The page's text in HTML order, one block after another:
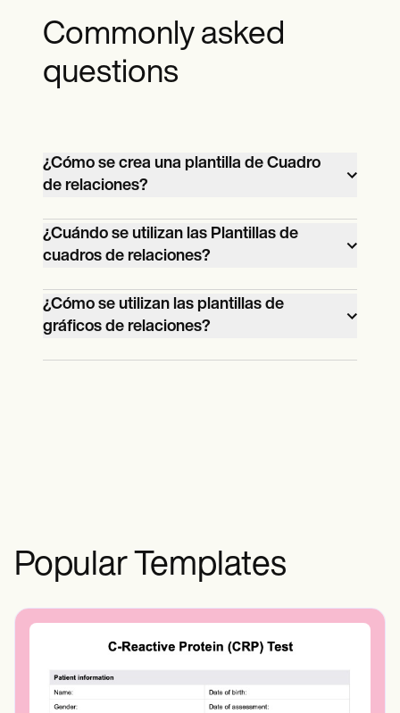
Commonly asked
questions
¿Cómo se crea una plantilla de Cuadro
de relaciones?
Carepatron ofrece una plantilla de cuadro
de relaciones lista para descargar.
¿Cuándo se utilizan las Plantillas de
cuadros de relaciones?
Las plantillas de gráficos de relaciones se
utilizan cuando es necesario visualizar y
comprender relaciones complejas entre
entidades.
¿Cómo se utilizan las plantillas de
gráficos de relaciones?
Las Plantillas de gráficos de relaciones se
Popular Templates